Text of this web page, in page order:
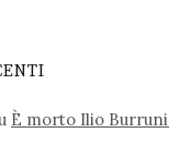
È morto Ilio